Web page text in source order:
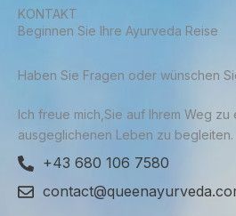
KONTAKT
Beginnen Sie Ihre Ayurveda Reise
Haben Sie Fragen oder wünschen
Ich freue mich,Sie auf Ihrem Weg
ausgeglichenen Leben zu begleiten.
+43 680 106 7580